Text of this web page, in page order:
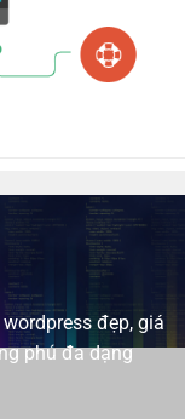
đẹp, giá
phú đa dạng